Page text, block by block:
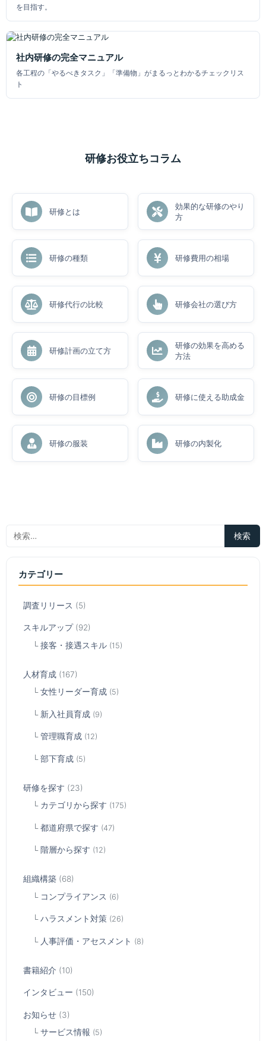
を目指す。
社内研修の完全マニュアル
各工程の「やるべきタスク」「準備物」がまるっとわかるチェックリス
ト
研修お役立ちコラム
研修とは
効果的な研修のやり
方
研修の種類 研修費用の相場
研修代行の比較 研修会社の選び方
研修計画の立て方
研修の効果を高める
方法
研修の目標例 研修に使える助成金
研修の服装 研修の内製化
カテゴリー
調査リリース (5)
スキルアップ(92)
接客・接遇スキル (15)
人材育成 (167)
女性リーダー育成 (5)
新入社員育成 (9)
管理職育成 (12)
部下育成 (5)
研修を探す (23)
カテゴリから探す (175)
都道府県で探す (47)
階層から探す (12)
組織構築 (68)
コンプライアンス (6)
ハラスメント対策 (26)
人事評価・アセスメント (8)
書籍紹介 (10)
インタビュー (150)
お知らせ (3)
サービス情報 (5)